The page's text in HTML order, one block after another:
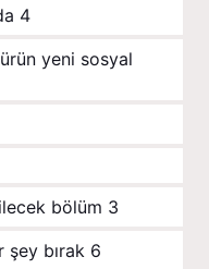
4
yeni sosyal
bölüm 3
bırak 6